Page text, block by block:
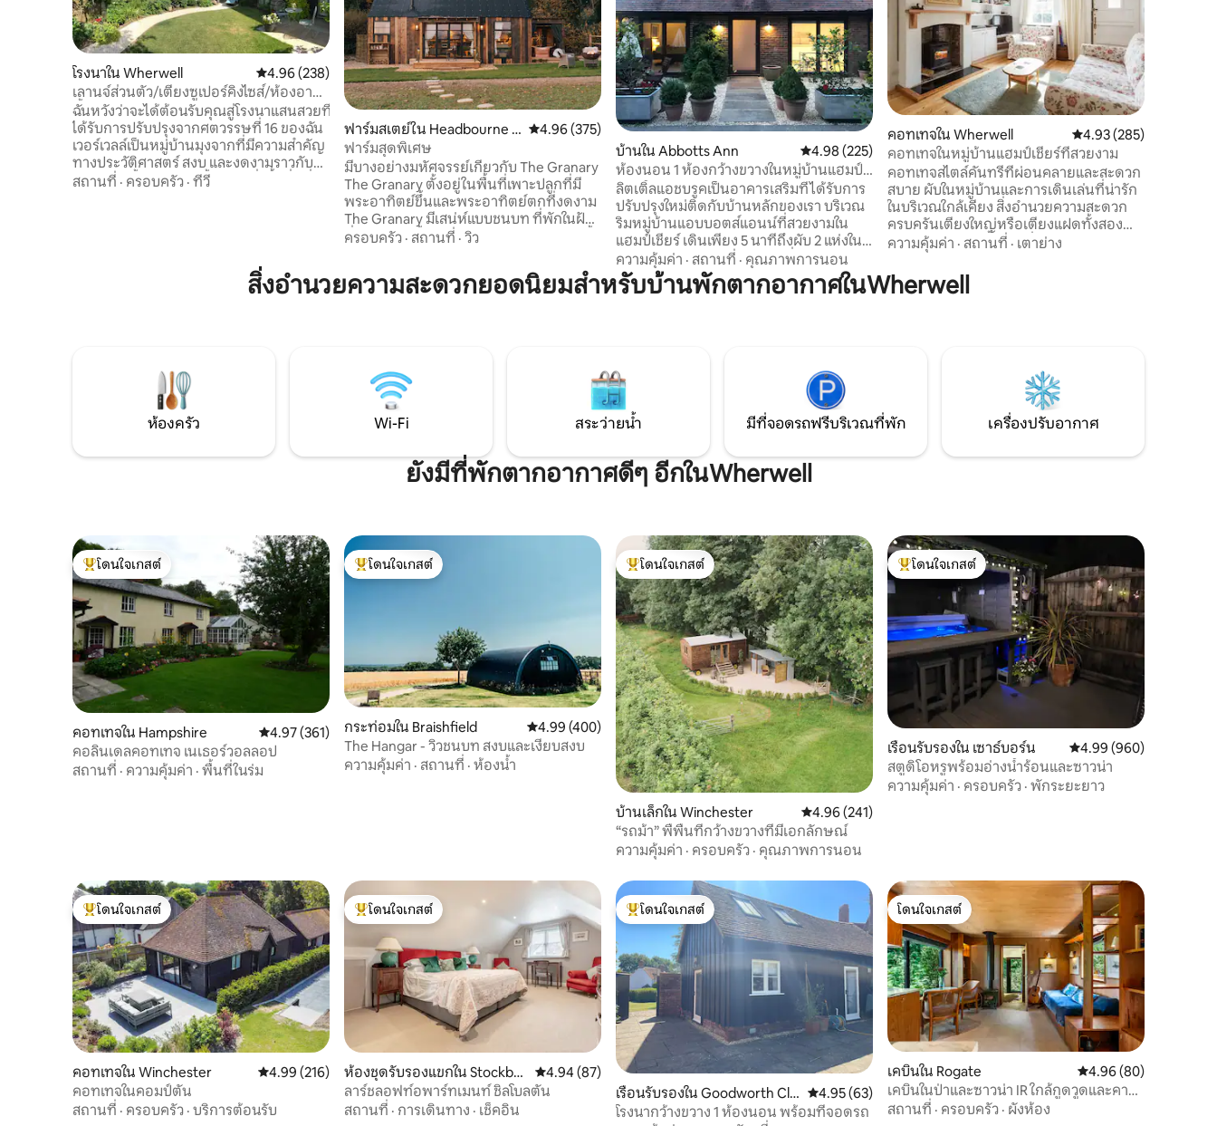
โรงนาใน Wherwell คะแนนเฉลี่ย 4.96 จาก 5, 238 รีวิว
4.96 (238)
เลานจ์ส่วนตัว/เตียงซูเปอร์คิงไซส์/ห้องอาบ
น้ำฝักบัวในตัว
ฉันหวังว่าจะได้ต้อนรับคุณสู่โรงนาแสนสวยที่
ได้รับการปรับปรุงจากศตวรรษที่ 16 ของฉัน
เวอร์เวลล์เป็นหมู่บ้านมุงจากที่มีความสำคัญ
ทางประวัติศาสตร์ สงบ และงดงามราวกับ
ภาพวาด ตั้งอยู่บนแม่น้ำเทสต์ ซึ่งขึ้นชื่อเรื่อง
อีกหลายแห่ง รวมถึงวินเชสเตอร์และซอลส์บิ
วรี และสามารถเดินทางไปยังสถานที่ที่น่าสน
สถานที่ · ครอบครัว · ทีวี
ฟาร์มสเตย์ใน Headbourne W
orthy
คะแนนเฉลี่ย 4.96 จาก 5, 375 รีวิว
4.96 (375)
ฟาร์มสุดพิเศษ
มีบางอย่างมหัศจรรย์เกี่ยวกับ The Granary
The Granary ตั้งอยู่ในพื้นที่เพาะปลูกที่มี
พระอาทิตย์ขึ้นและพระอาทิตย์ตกที่งดงาม
The Granary มีเสน่ห์แบบชนบท ที่พักในฝัน
ที่มีอ่างอาบน้ำทองแดงกลางแจ้งและอ่างน้ำ
แต่ห่างจากวินเชสเตอร์ประวัติศาสตร์เพียง
3 ไมล์ ดื่มด่ำกับน้ำร้อนไอน้ำและอากาศ
ที่พักผ่อนที่สมบูรณ์แบบสำหรับการผ่อน
คลาย
ครอบครัว · สถานที่ · วิว
บ้านใน Abbotts Ann คะแนนเฉลี่ย 4.98 จาก 5, 225 รีวิว
4.98 (225)
ห้องนอน 1 ห้องกว้างขวางในหมู่บ้านแฮมป์
เชอร์
ลิตเติ้ลแอชบรูคเป็นอาคารเสริมที่ได้รับการ
ปรับปรุงใหม่ติดกับบ้านหลักของเรา บริเวณ
ริมหมู่บ้านแอบบอตส์แอนน์ที่สวยงามใน
แฮมป์เชียร์ เดินเพียง 5 นาทีถึงผับ 2 แห่งใน
หมู่บ้านและร้านค้าในหมู่บ้านที่ได้รับรางวัล
และมีสิ่งอำนวยความสะดวกครบครันและ
ที่ทำการไปรษณีย์ ตั้งอยู่ในทำเลที่สะดวกใน
อร์ลูอยู่ห่างออกไป 1 ชั่วโมงโดยรถไฟ เหมาะ
สำหรับการพักผ่อน!
ความคุ้มค่า · สถานที่ · คุณภาพการนอน
คอทเทจใน Wherwell คะแนนเฉลี่ย 4.93 จาก
4.93 (285)
คอทเทจในหมู่บ้านแฮมป์เชียร์ที่สวยงาม
คอทเทจสไตล์คันทรี่ที่ผ่อนคลายและสะดวก
สบาย ผับในหมู่บ้านและการเดินเล่นที่น่ารัก
ในบริเวณใกล้เคียง สิ่งอำนวยความสะดวก
ครบครันเตียงใหญ่หรือเตียงแฝดทั้งสอง
ห้องนอน 2 ห้องน้ำห้องนั่งเล่นพร้อมเตาเผา
ที่เงียบสงบพร้อมที่นั่ง การเข้าถึงอ่างน้ำร้อน
โดยการจัดเตรียมไว้ล่วงหน้า ผ้าปูที่นอน
ความคุ้มค่า · สถานที่ · เตาย่าง
สิ่งอำนวยความสะดวกยอดนิยมสำหรับบ้านพักตากอากาศในWherwell
ห้องครัว Wi-Fi สระว่ายน้ำ มีที่จอดรถฟรีบริเวณที่พัก เครื่องปรับอากาศ
ยังมีที่พักตากอากาศดีๆ อีกในWherwell
โดนใจเกสต์ที่สุด
โดนใจเกสต์
คอทเทจใน Hampshire คะแนนเฉลี่ย 4.97 จาก 5, 361 รีวิว
4.97 (361)
คอลินเดลคอทเทจ เนเธอร์วอลลอป
สถานที่ · ความคุ้มค่า · พื้นที่ในร่ม
โดนใจเกสต์ที่สุด
โดนใจเกสต์
กระท่อมใน Braishfield คะแนนเฉลี่ย 4.99 จาก 5, 400 รีวิว
4.99 (400)
The Hangar - วิวชนบท สงบและเงียบสงบ
ความคุ้มค่า · สถานที่ · ห้องน้ำ
โดนใจเกสต์ที่สุด
โดนใจเกสต์
บ้านเล็กใน Winchester คะแนนเฉลี่ย 4.96 จาก 5, 241 รีวิว
4.96 (241)
“รถม้า” พื้พื้นที่กว้างขวางที่มีเอกลักษณ์
ความคุ้มค่า · ครอบครัว · คุณภาพการนอน
โดนใจเกสต์ที่สุด
โดนใจเกสต์
เรือนรับรองใน เซาธ์บอร์น คะแนนเฉลี่ย 4.99 จาก 5,
4.99 (960)
สตูดิโอหรูพร้อมอ่างน้ำร้อนและซาวน่า
ความคุ้มค่า · ครอบครัว · พักระยะยาว
โดนใจเกสต์ที่สุด
โดนใจเกสต์
คอทเทจใน Winchester คะแนนเฉลี่ย 4.99 จาก 5, 216 รีวิว
4.99 (216)
คอทเทจในคอมป์ตัน
สถานที่ · ครอบครัว · บริการต้อนรับ
โดนใจเกสต์ที่สุด
โดนใจเกสต์
ห้องชุดรับรองแขกใน Stockbri
dge
คะแนนเฉลี่ย 4.94 จาก 5, 87 รีวิว
4.94 (87)
ลาร์ชลอฟท์อพาร์ทเมนท์ ชิลโบลตัน
สถานที่ · การเดินทาง · เช็คอิน
โดนใจเกสต์ที่สุด
โดนใจเกสต์
เรือนรับรองใน Goodworth Cla
tford
คะแนนเฉลี่ย 4.95 จาก 5, 63 รีวิว
4.95 (63)
โรงนากว้างขวาง 1 ห้องนอน พร้อมที่จอดรถ
โดนใจเกสต์
โดนใจเกสต์
เคบินใน Rogate คะแนนเฉลี่ย 4.96 จาก
4.96 (80)
เคบินในป่าและซาวน่า IR ใกล้กูดวูดและคาว
เดรย์
สถานที่ · ครอบครัว · ผังห้อง